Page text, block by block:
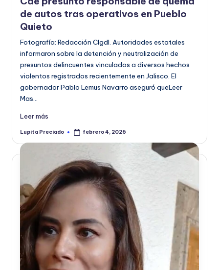
de autos tras operativos en Pueblo
Quieto
Fotografía: Redacción CIgdl. Autoridades estatales
informaron sobre la detención y neutralización de
presuntos delincuentes vinculados a diversos hechos
violentos registrados recientemente en Jalisco. El
gobernador Pablo Lemus Navarro aseguró queLeer
Mas…
Leer más
Publicado
Lupita Preciado febrero 4, 2026